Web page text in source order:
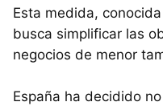
Esta medida,
busca simplificar las
negocios de menor
España ha decidido